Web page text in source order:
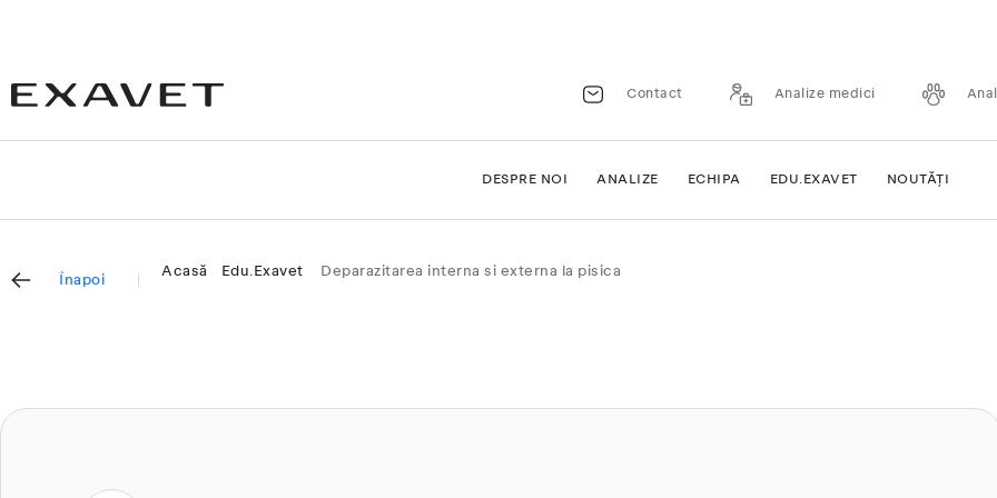
Contact Analize medici
DESPRE NOI ANALIZE ECHIPA EDU.EXAVET NOUTĂȚI
Înapoi Acasă Edu.Exavet Deparazitarea interna si externa la pisica